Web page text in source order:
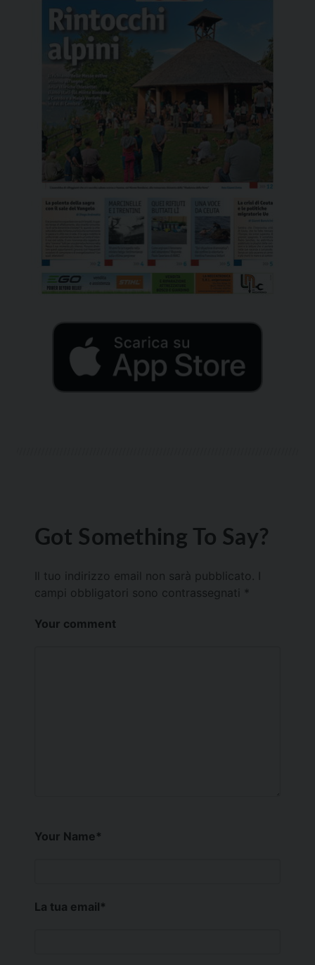
Got Something To Say?
Il tuo indirizzo email non sarà pubblicato.
campi obbligatori sono contrassegnati *
Your comment
Your Name*
La tua email*